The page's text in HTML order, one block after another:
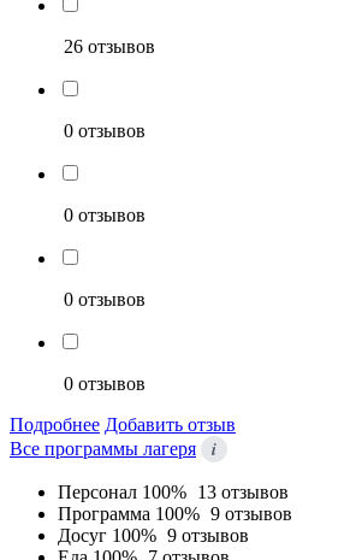
26 отзывов
0 отзывов
0 отзывов
0 отзывов
0 отзывов
Подробнее Добавить отзыв
Все программы лагеря
i
Персонал 100% 13 отзывов
Программа 100% 9 отзывов
Досуг 100% 9 отзывов